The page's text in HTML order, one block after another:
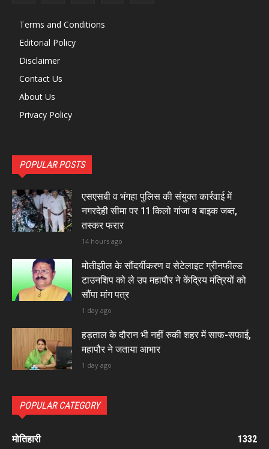
Terms and Conditions
Editorial Policy
Disclaimer
Contact Us
About Us
Privacy Policy
POPULAR POSTS
एसएसबी व भंगहा पुलिस की संयुक्त कार्रवाई में
नगरदेही सीमा पर 11 किलो गांजा व बाइक जब्त,
तस्कर फरार
14 hours ago
मोतीझील के सौंदर्यीकरण व सेटेलाइट ग्रीनफील्ड
टाउनशिप को ले उप महापौर ने केंद्रिय मंत्रियों को
सौंपा मांग पत्र
1 day ago
हड़ताल के दौरान भी नहीं रुकी शहर में साफ-सफाई,
महापौर ने जताया आभार
1 day ago
POPULAR CATEGORY
मोतिहारी 1332